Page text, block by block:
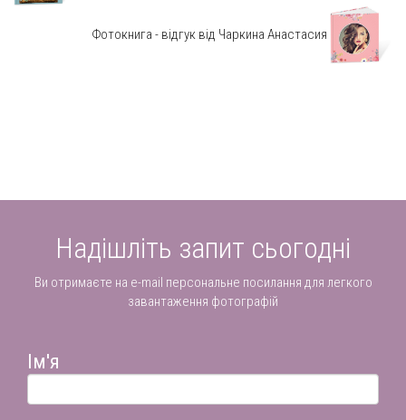
Фотокнига - відгук від Чаркина Анастасия
Надішліть запит сьогодні
Ви отримаєте на e-mail персональне посилання для легкого
завантаження фотографій
Ім'я